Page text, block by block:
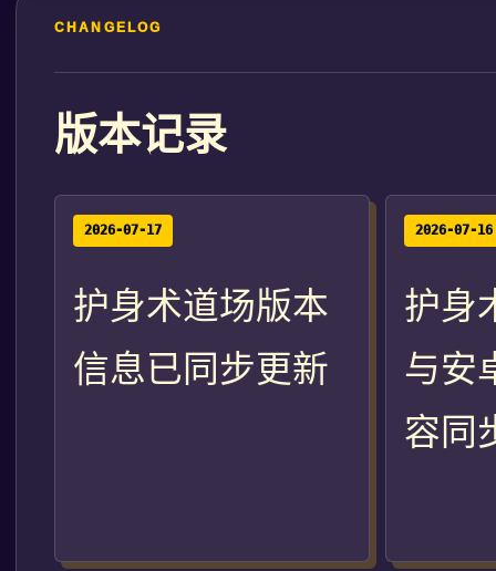
CHANGELOG
版本记录
2026-07-17
护身术道场版本
信息已同步更新
2026-07-16
护身
与安
容同